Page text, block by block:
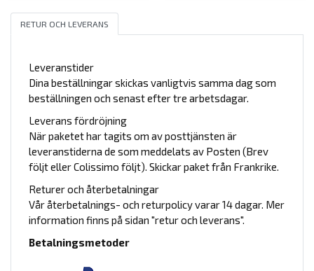
RETUR OCH LEVERANS
Leveranstider
Dina beställningar skickas vanligtvis samma dag som
beställningen och senast efter tre arbetsdagar.
Leverans fördröjning
När paketet har tagits om av posttjänsten är
leveranstiderna de som meddelats av Posten (Brev
följt eller Colissimo följt). Skickar paket från Frankrike.
Returer och återbetalningar
Vår återbetalnings- och returpolicy varar 14 dagar. Mer
information finns på sidan "retur och leverans".
Betalningsmetoder